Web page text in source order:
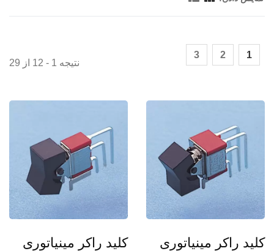
نتیجه 1 - 12 از 29
1
2
3
کلید راکر مینیاتوری
کلید راکر مینیاتوری